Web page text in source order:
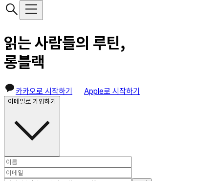
읽는 사람들의 루틴,
롱블랙
카카오로 시작하기 Apple로 시작하기
이메일로 가입하기